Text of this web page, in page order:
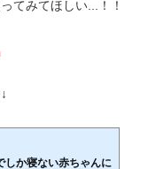
てみてほしい...！！
しか寝ない赤ちゃんに